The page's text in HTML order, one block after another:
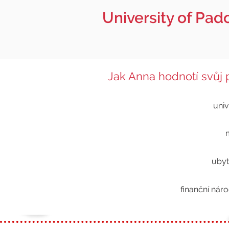
University of
Jak Anna hodnotí svůj
finanční